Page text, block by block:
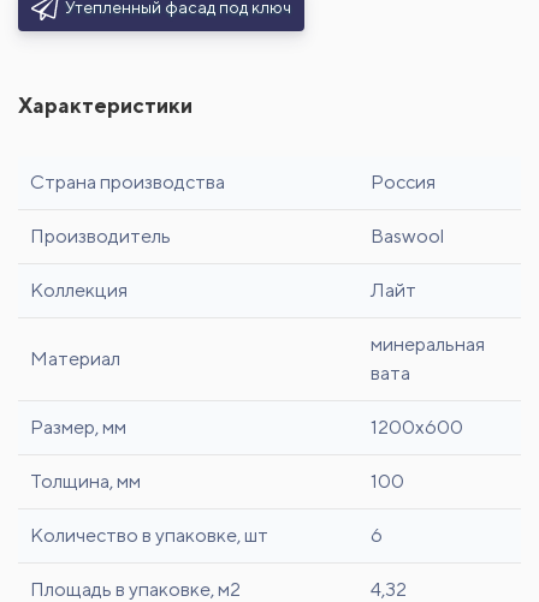
Утепленный фасад под ключ
Характеристики
Страна производства Россия
Производитель Baswool
Коллекция Лайт
Материал
минеральная
вата
Размер, мм 1200x600
Толщина, мм 100
Количество в упаковке, шт 6
Площадь в упаковке, м2 4,32